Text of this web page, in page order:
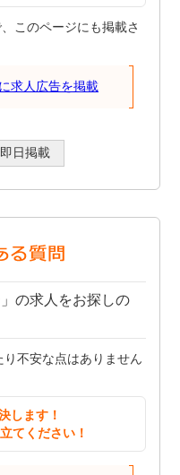
このページにも掲載さ
求人広告を掲載
即日掲載
の求人をお探しの
不安な点はありません
します！
てください！